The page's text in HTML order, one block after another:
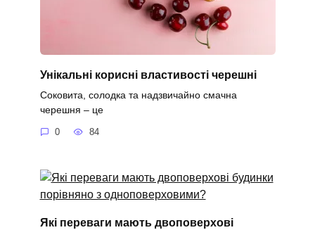
Унікальні корисні властивості черешні
Соковита, солодка та надзвичайно смачна
черешня – це
0 84
Які переваги мають двоповерхові